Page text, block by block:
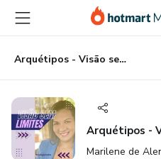
para
conteúdo
principal
para
pagamento
para
rodapé
Arquétipos - Visão sem limites
Arquétipos -
Marilene de